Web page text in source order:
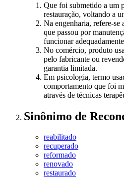
Que foi submetido a um
restauração, voltando a
Na engenharia, refere-se
que passou por
funcionar
No comércio, produto
pelo fabricante ou
garantia limitada.
Em psicologia, termo
comportamento que foi
através de técnicas
Sinônimo de
reabilitado
recuperado
reformado
renovado
restaurado